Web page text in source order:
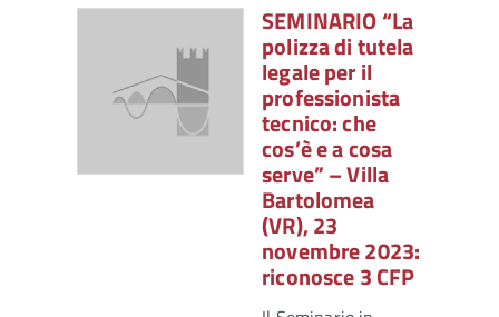
SEMINARIO “La
polizza di tutela
legale per il
professionista
tecnico: che
cos’è e a cosa
serve” – Villa
Bartolomea
(VR), 23
novembre 2023:
riconosce 3 CFP